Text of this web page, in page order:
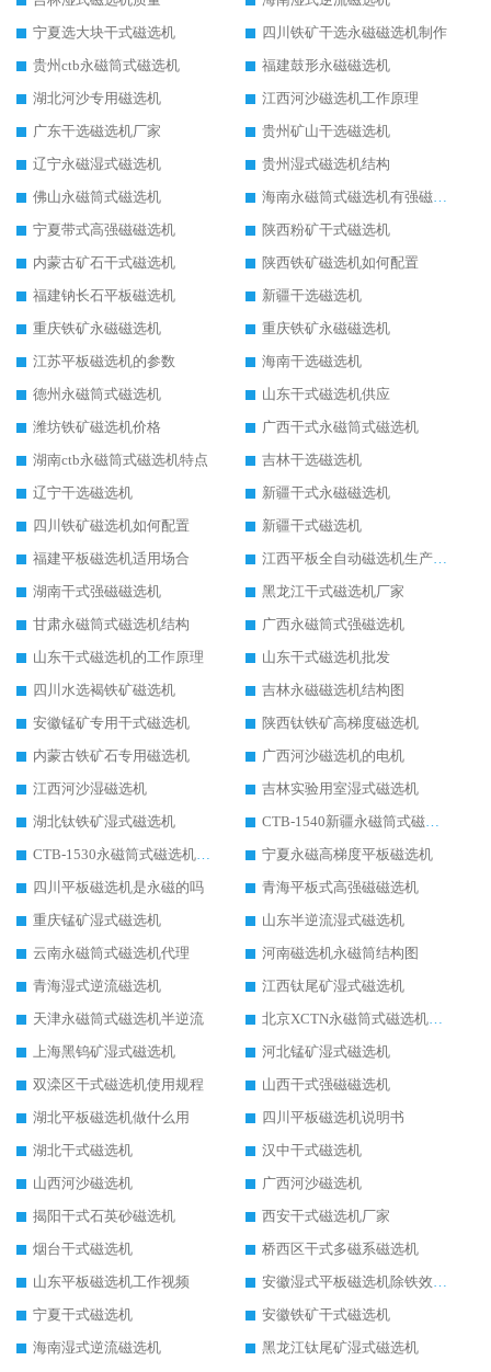
宁夏选大块干式磁选机
四川铁矿干选永磁磁选机制作
贵州ctb永磁筒式磁选机
福建鼓形永磁磁选机
湖北河沙专用磁选机
江西河沙磁选机工作原理
广东干选磁选机厂家
贵州矿山干选磁选机
辽宁永磁湿式磁选机
贵州湿式磁选机结构
佛山永磁筒式磁选机
海南永磁筒式磁选机有强磁的吗
宁夏带式高强磁磁选机
陕西粉矿干式磁选机
内蒙古矿石干式磁选机
陕西铁矿磁选机如何配置
福建钠长石平板磁选机
新疆干选磁选机
重庆铁矿永磁磁选机
重庆铁矿永磁磁选机
江苏平板磁选机的参数
海南干选磁选机
德州永磁筒式磁选机
山东干式磁选机供应
潍坊铁矿磁选机价格
广西干式永磁筒式磁选机
湖南ctb永磁筒式磁选机特点
吉林干选磁选机
辽宁干选磁选机
新疆干式永磁磁选机
四川铁矿磁选机如何配置
新疆干式磁选机
福建平板磁选机适用场合
江西平板全自动磁选机生产厂家
湖南干式强磁磁选机
黑龙江干式磁选机厂家
甘肃永磁筒式磁选机结构
广西永磁筒式强磁选机
山东干式磁选机的工作原理
山东干式磁选机批发
四川水选褐铁矿磁选机
吉林永磁磁选机结构图
安徽锰矿专用干式磁选机
陕西钛铁矿高梯度磁选机
内蒙古铁矿石专用磁选机
广西河沙磁选机的电机
江西河沙湿磁选机
吉林实验用室湿式磁选机
湖北钛铁矿湿式磁选机
CTB-1540新疆永磁筒式磁选机
CTB-1530永磁筒式磁选机代理商
宁夏永磁高梯度平板磁选机
四川平板磁选机是永磁的吗
青海平板式高强磁磁选机
重庆锰矿湿式磁选机
山东半逆流湿式磁选机
云南永磁筒式磁选机代理
河南磁选机永磁筒结构图
青海湿式逆流磁选机
江西钛尾矿湿式磁选机
天津永磁筒式磁选机半逆流
北京XCTN永磁筒式磁选机磁块位置
上海黑钨矿湿式磁选机
河北锰矿湿式磁选机
双滦区干式磁选机使用规程
山西干式强磁磁选机
湖北平板磁选机做什么用
四川平板磁选机说明书
湖北干式磁选机
汉中干式磁选机
山西河沙磁选机
广西河沙磁选机
揭阳干式石英砂磁选机
西安干式磁选机厂家
烟台干式磁选机
桥西区干式多磁系磁选机
山东平板磁选机工作视频
安徽湿式平板磁选机除铁效果怎么样
宁夏干式磁选机
安徽铁矿干式磁选机
海南湿式逆流磁选机
黑龙江钛尾矿湿式磁选机